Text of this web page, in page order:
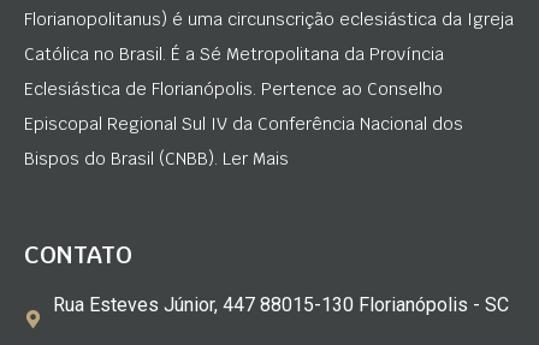
Florianopolitanus) é uma circunscrição eclesiástica da Igreja
Católica no Brasil. É a Sé Metropolitana da Província
Eclesiástica de Florianópolis. Pertence ao Conselho
Episcopal Regional Sul IV da Conferência Nacional dos
Bispos do Brasil (CNBB). Ler Mais
CONTATO
Rua Esteves Júnior, 447 88015-130 Florianópolis - SC